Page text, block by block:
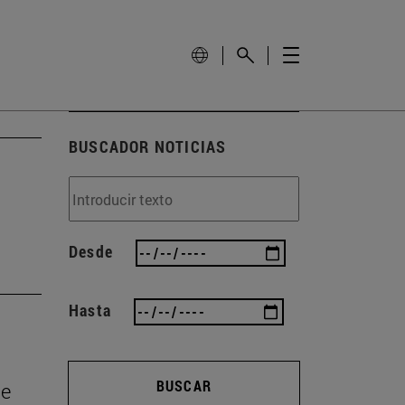
BUSCADOR NOTICIAS
Desde
Hasta
BUSCAR